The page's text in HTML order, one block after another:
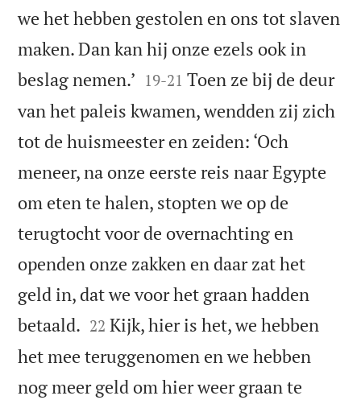
we het hebben gestolen en ons tot slaven
maken. Dan kan hij onze ezels ook in
beslag nemen.’ 

19-21 Toen ze bij de deur
van het paleis kwamen, wendden zij zich
tot de huismeester en zeiden: ‘Och
meneer, na onze eerste reis naar Egypte
om eten te halen, stopten we op de
terugtocht voor de overnachting en
openden onze zakken en daar zat het
geld in, dat we voor het graan hadden
betaald. 

22 Kijk, hier is het, we hebben
het mee teruggenomen en we hebben
nog meer geld om hier weer graan te